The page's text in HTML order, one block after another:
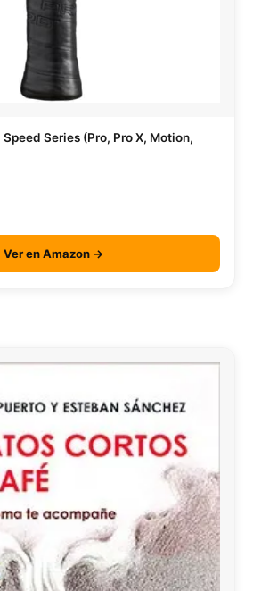
Series (Pro, Pro X, Motion,
Ver en Amazon →